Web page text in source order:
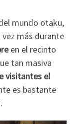
mundo otaku,
más durante
en el recinto
tan masiva
visitantes el
es bastante